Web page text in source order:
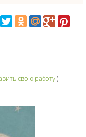
свою работу)